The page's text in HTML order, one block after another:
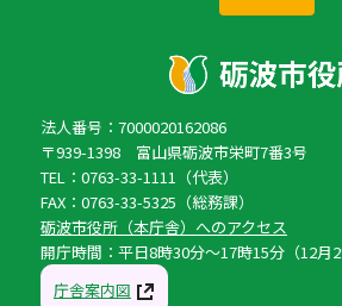
法人番号：7000020162086
〒939-1398 富山県砺波市栄町7番3号
TEL：0763-33-1111（代表）
FAX：0763-33-5325（総務課）
砺波市役所（本庁舎）へのアクセス
開庁時間：平日8時30分〜17時15分（12月
庁舎案内図